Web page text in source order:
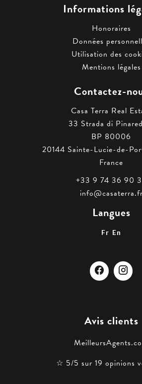
Informations
Honoraires
Données
Utilisation des
Mentions légales
Contactez-
Casa Terra Real
33 Strada di
BP 80006
20144 Sainte-Lucie-de-
France
+33 9 74 36 90
info@casaterra.fr
Langues
Fr En
Avis clients
☆ 5/5 sur 19 opinions